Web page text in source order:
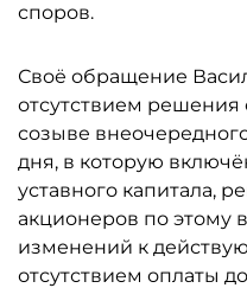
споров.
Своё обращение
отсутствием решения
созыве
дня, в которую
уставного капитала,
акционеров по этому
изменений к
отсутствием оплаты